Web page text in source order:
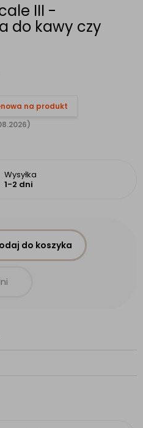
III -
do kawy czy
na produkt
Wysyłka
1-2 dni
do koszyka